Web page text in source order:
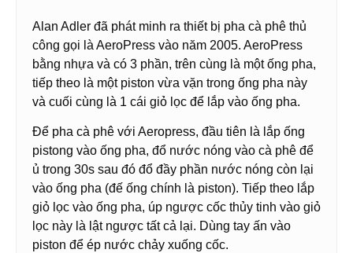
Alan Adler đã phát minh ra thiết bị pha cà phê thủ
công gọi là AeroPress vào năm 2005. AeroPress
bằng nhựa và có 3 phần, trên cùng là một ống pha,
tiếp theo là một piston vừa vặn trong ống pha này
và cuối cùng là 1 cái giỏ lọc để lắp vào ống pha.
Để pha cà phê với Aeropress, đầu tiên là lắp ống
pistong vào ống pha, đổ nước nóng vào cà phê để
ủ trong 30s sau đó đổ đầy phần nước nóng còn lại
vào ống pha (đế ống chính là piston). Tiếp theo lắp
giỏ lọc vào ống pha, úp ngược cốc thủy tinh vào giỏ
lọc này là lật ngược tất cả lại. Dùng tay ấn vào
piston để ép nước chảy xuống cốc.